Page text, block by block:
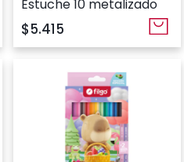
Estuche 10 metalizado
$5.415